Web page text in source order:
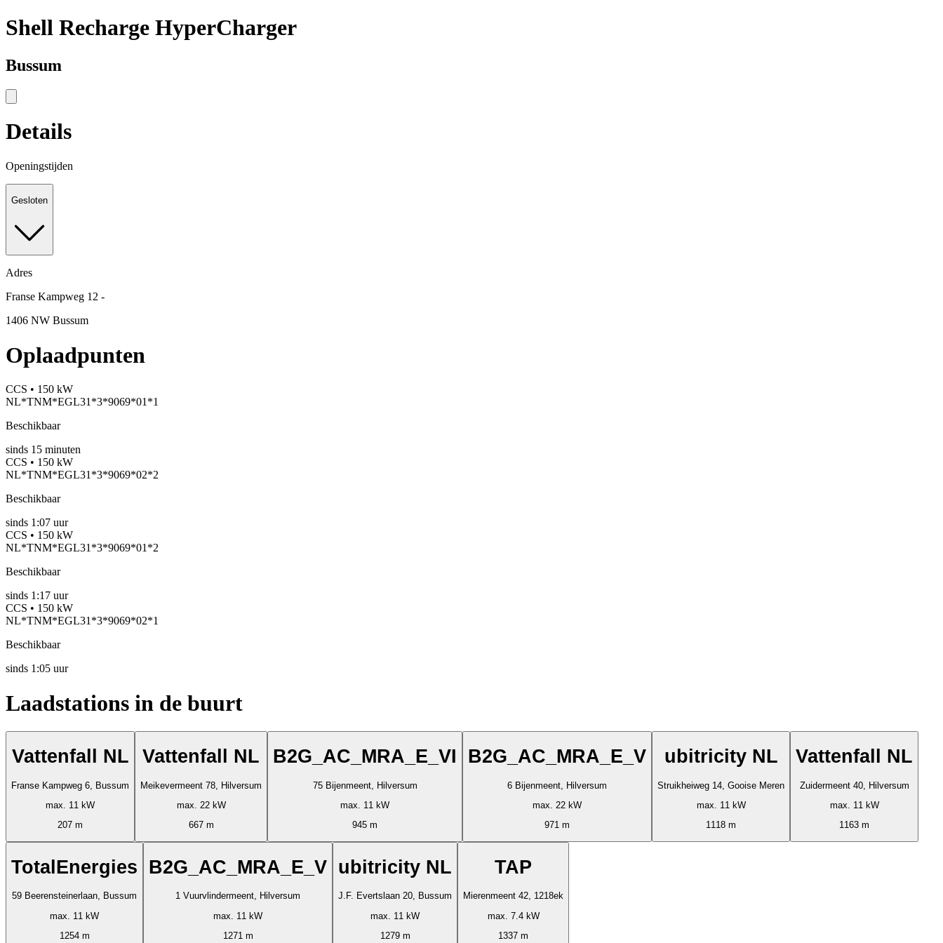
Shell Recharge HyperCharger
Bussum
Details
Openingstijden
Gesloten
Adres
Franse Kampweg 12 -
1406 NW Bussum
Oplaadpunten
CCS • 150 kW
NL*TNM*EGL31*3*9069*01*1
Beschikbaar
sinds 15 minuten
CCS • 150 kW
NL*TNM*EGL31*3*9069*02*2
Beschikbaar
sinds 1:07 uur
CCS • 150 kW
NL*TNM*EGL31*3*9069*01*2
Beschikbaar
sinds 1:17 uur
CCS • 150 kW
NL*TNM*EGL31*3*9069*02*1
Beschikbaar
sinds 1:05 uur
Laadstations in de buurt
Vattenfall NL
Franse Kampweg 6, Bussum
max. 11 kW
207 m
Vattenfall NL
Meikevermeent 78, Hilversum
max. 22 kW
667 m
B2G_AC_MRA_E_VI
75 Bijenmeent, Hilversum
max. 11 kW
945 m
B2G_AC_MRA_E_V
6 Bijenmeent, Hilversum
max. 22 kW
971 m
ubitricity NL
Struikheiweg 14, Gooise Meren
max. 11 kW
1118 m
Vattenfall NL
Zuidermeent 40, Hilversum
max. 11 kW
1163 m
TotalEnergies
59 Beerensteinerlaan, Bussum
max. 11 kW
1254 m
B2G_AC_MRA_E_V
1 Vuurvlindermeent, Hilversum
max. 11 kW
1271 m
ubitricity NL
J.F. Evertslaan 20, Bussum
max. 11 kW
1279 m
TAP
Mierenmeent 42, 1218ek
max. 7.4 kW
1337 m